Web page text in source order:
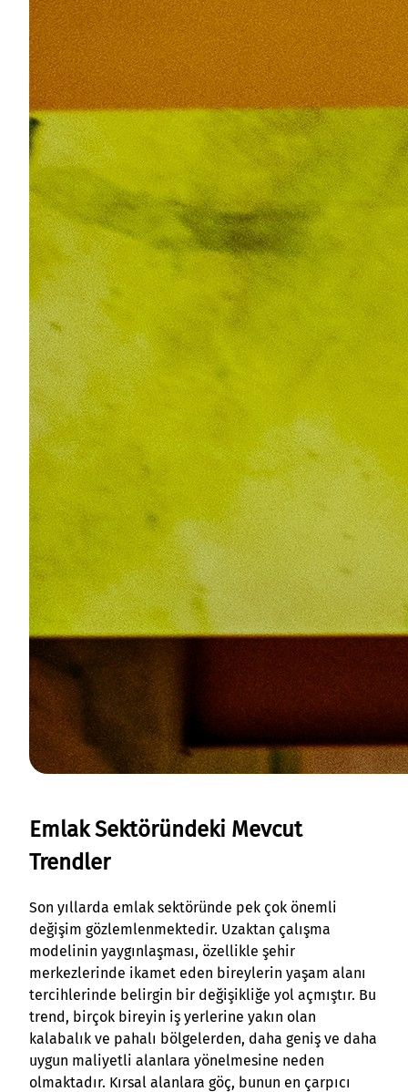
Emlak Sektöründeki Mevcut
Trendler
Son yıllarda emlak sektöründe pek çok önemli
değişim gözlemlenmektedir. Uzaktan çalışma
modelinin yaygınlaşması, özellikle şehir
merkezlerinde ikamet eden bireylerin yaşam alanı
tercihlerinde belirgin bir değişikliğe yol açmıştır. Bu
trend, birçok bireyin iş yerlerine yakın olan
kalabalık ve pahalı bölgelerden, daha geniş ve daha
uygun maliyetli alanlara yönelmesine neden
olmaktadır. Kırsal alanlara göç, bunun en çarpıcı